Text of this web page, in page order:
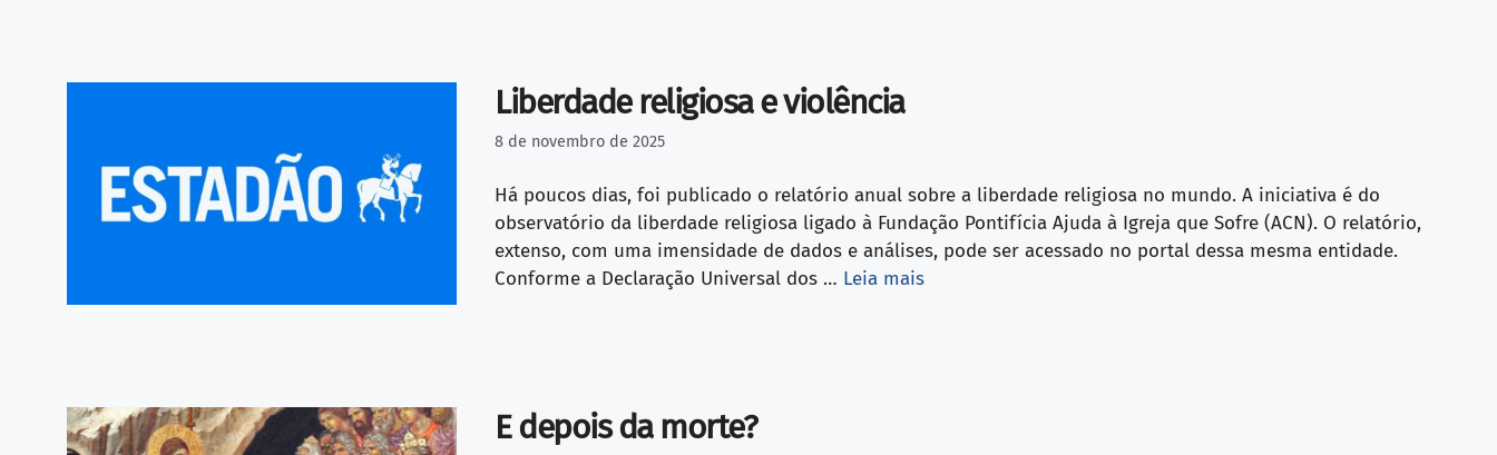
Liberdade religiosa e violência
8 de novembro de 2025
Há poucos dias, foi publicado o relatório anual sobre a liberdade religiosa no mundo. A iniciativa é do
observatório da liberdade religiosa ligado à Fundação Pontifícia Ajuda à Igreja que Sofre (ACN). O relatório,
extenso, com uma imensidade de dados e análises, pode ser acessado no portal dessa mesma entidade.
Conforme a Declaração Universal dos … Leia mais
E depois da morte?